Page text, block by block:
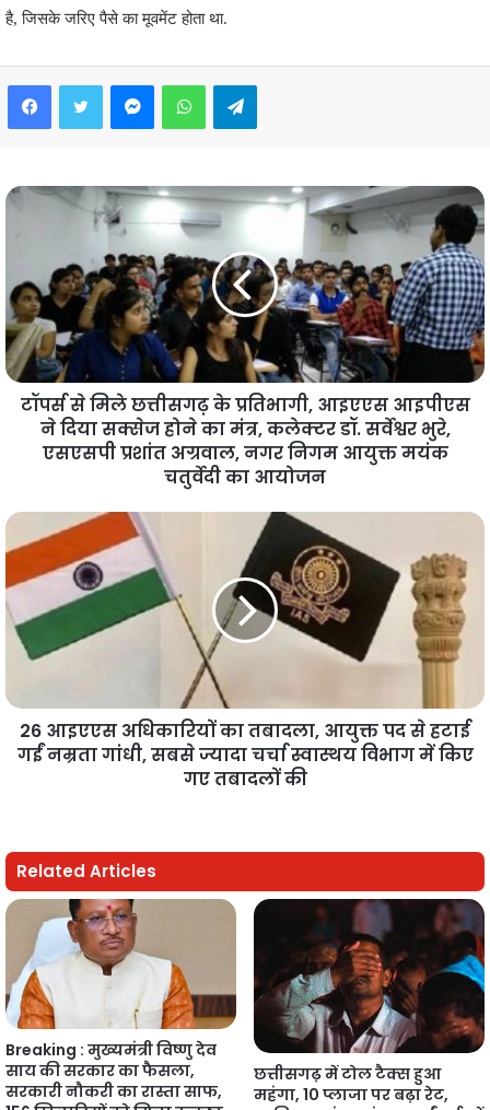
है, जिसके जरिए पैसे का मूवमेंट होता था.
FacebookTwitter MessengerWhatsAppTelegram
टॉपर्स से मिले छत्तीसगढ़ के प्रतिभागी, आइएएस आइपीएस
ने दिया सक्सेज होने का मंत्र, कलेक्टर डॉ. सर्वेश्वर भुरे,
एसएसपी प्रशांत अग्रवाल, नगर निगम आयुक्त मयंक
चतुर्वेदी का आयोजन
26 आइएएस अधिकारियों का तबादला, आयुक्त पद से हटाई
गईं नम्रता गांधी, सबसे ज्यादा चर्चा स्वास्थय विभाग में किए
गए तबादलों की
Related Articles
Breaking : मुख्यमंत्री विष्णु देव
साय की सरकार का फैसला,
सरकारी नौकरी का रास्ता साफ,
छत्तीसगढ़ में टोल टैक्स हुआ
महंगा, 10 प्लाजा पर बढ़ा रेट,